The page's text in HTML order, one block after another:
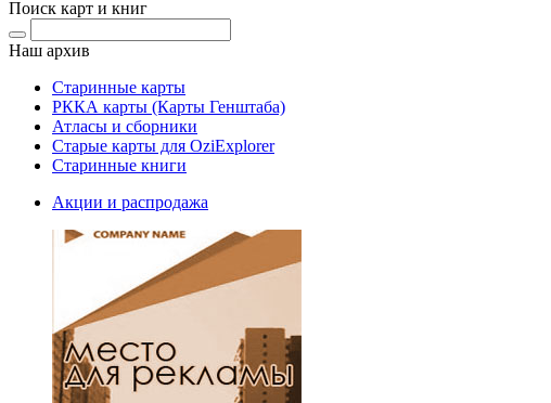
Поиск карт и книг
Наш архив
Старинные карты
РККА карты (Карты Генштаба)
Атласы и сборники
Старые карты для OziExplorer
Старинные книги
Акции и распродажа